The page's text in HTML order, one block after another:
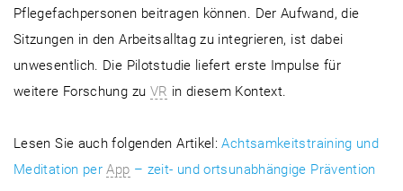
Pflegefachpersonen beitragen können. Der Aufwand, die
Sitzungen in den Arbeitsalltag zu integrieren, ist dabei
unwesentlich. Die Pilotstudie liefert erste Impulse für
weitere Forschung zu VR in diesem Kontext.
Lesen Sie auch folgenden Artikel:Achtsamkeitstraining und
Meditation perApp – zeit- und ortsunabhängige Prävention